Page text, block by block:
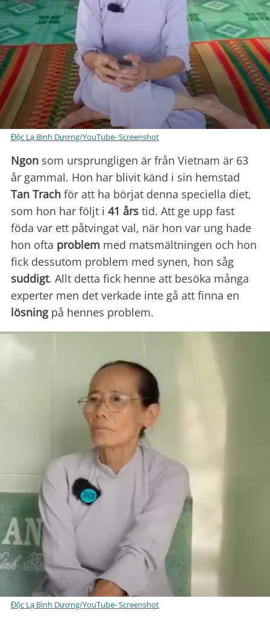
Độc Lạ Bình Dương/YouTube- Screenshot
Ngon som ursprungligen är från Vietnam är 63
år gammal. Hon har blivit känd i sin hemstad
Tan Trach för att ha börjat denna speciella diet,
som hon har följt i 41 års tid. Att ge upp fast
föda var ett påtvingat val, när hon var ung hade
hon ofta problem med matsmältningen och hon
fick dessutom problem med synen, hon såg
suddigt. Allt detta fick henne att besöka många
experter men det verkade inte gå att finna en
lösningpå hennes problem.
Độc Lạ Bình Dương/YouTube- Screenshot